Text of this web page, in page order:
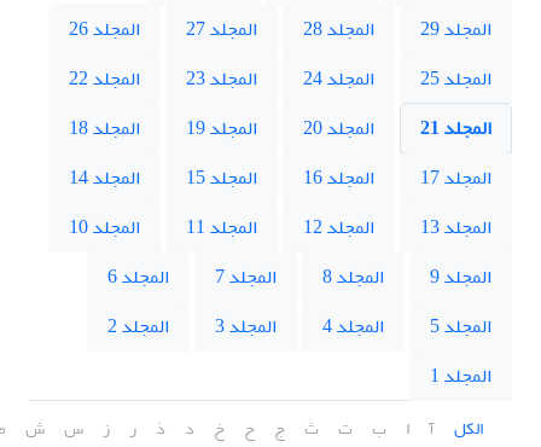
المجلد 29
المجلد 28 المجلد 27
المجلد 26
المجلد 25
المجلد 24 المجلد 23
المجلد 22
المجلد 21
المجلد 20 المجلد 19
المجلد 18
المجلد 17
المجلد 16 المجلد 15
المجلد 14
المجلد 13
المجلد 12 المجلد 11
المجلد 10
المجلد 9
المجلد 8 المجلد 7
المجلد 6
المجلد 5
المجلد 4 المجلد 3
المجلد 2
المجلد 1
الكل آ ا ب ت ث ج ح خ د ذ ر ز س ش